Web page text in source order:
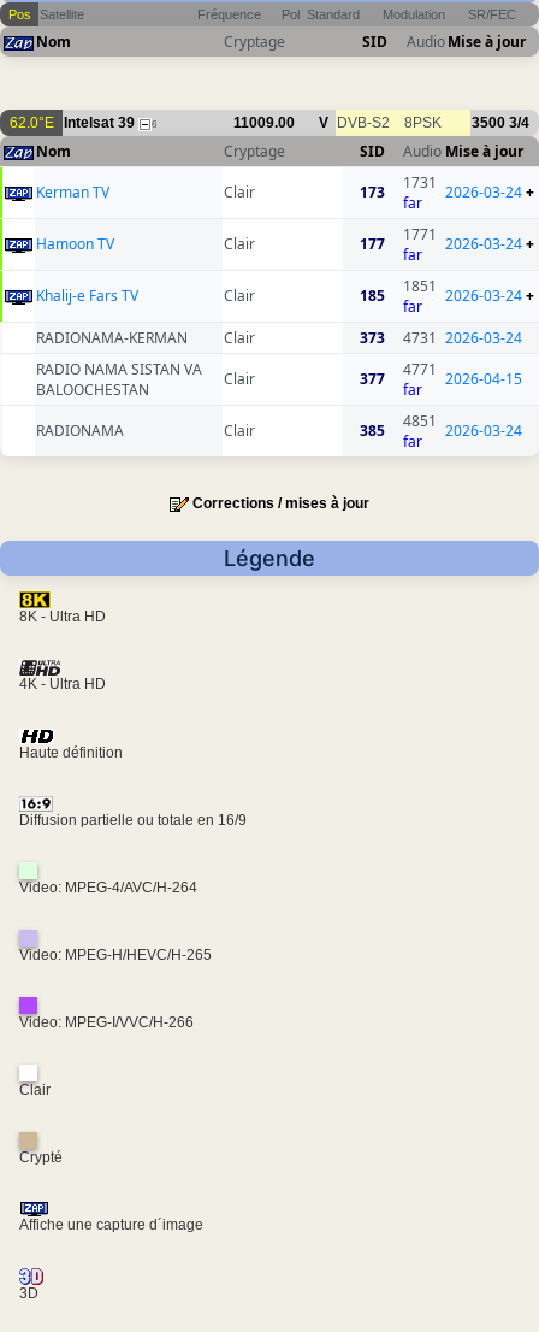
Pos Satellite Fréquence Pol Standard Modulation SR/FEC
Nom Cryptage SID AudioMise à jour
62.0°E Intelsat 39 6 11009.00 V DVB-S2 8PSK 3500 3/4
Nom Cryptage SID Audio Mise à jour
Kerman TV
Clair 173
1731
far
2026-03-24+
Hamoon TV Clair 177
1771
far
2026-03-24+
Khalij-e Fars TV Clair 185
1851
far
2026-03-24+
RADIONAMA-KERMAN Clair 373 4731 2026-03-24
RADIO NAMA SISTAN VA
BALOOCHESTAN
Clair 377
4771
far
2026-04-15
RADIONAMA Clair 385
4851
far
2026-03-24
Corrections / mises à jour
Légende
8K - Ultra HD
4K - Ultra HD
Haute définition
Diffusion partielle ou totale en 16/9
Video: MPEG-4/AVC/H-264
Video: MPEG-H/HEVC/H-265
Video: MPEG-I/VVC/H-266
Clair
Crypté
Affiche une capture d´image
3D